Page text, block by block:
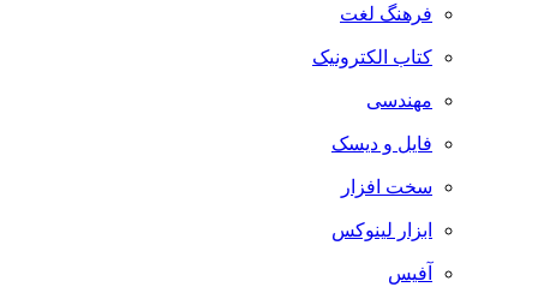
فرهنگ لغت
کتاب الکترونیک
مهندسی
فایل و دیسک
سخت افزار
ابزار لینوکس
آفیس